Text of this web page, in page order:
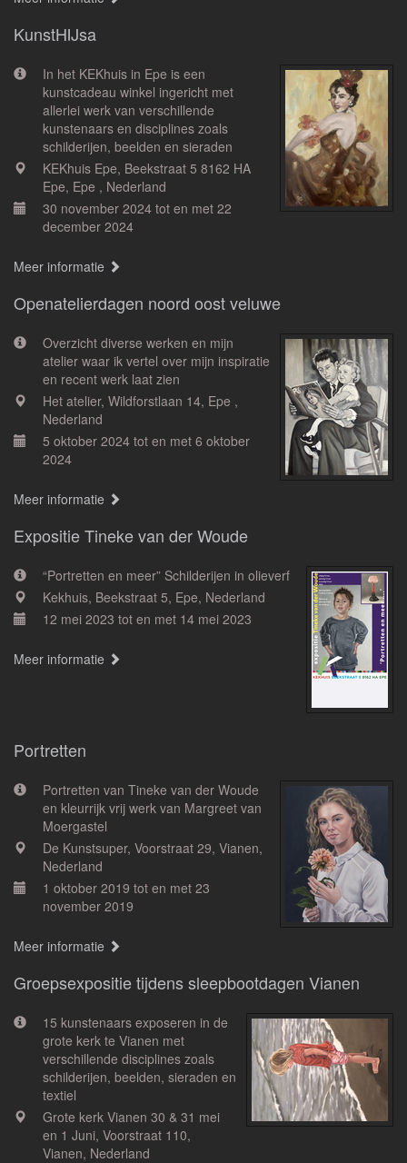
KunstHIJsa
In het KEKhuis in Epe is een
kunstcadeau winkel ingericht met
allerlei werk van verschillende
kunstenaars en disciplines zoals
schilderijen, beelden en sieraden
KEKhuis Epe, Beekstraat 5 8162 HA
Epe, Epe , Nederland
30 november 2024 tot en met 22
december 2024
Meer informatie
Openatelierdagen noord oost veluwe
Overzicht diverse werken en mijn
atelier waar ik vertel over mijn inspiratie
en recent werk laat zien
Het atelier, Wildforstlaan 14, Epe ,
Nederland
5 oktober 2024 tot en met 6 oktober
2024
Meer informatie
Expositie Tineke van der Woude
“Portretten en meer” Schilderijen in olieverf
Kekhuis, Beekstraat 5, Epe, Nederland
12 mei 2023 tot en met 14 mei 2023
Meer informatie
Portretten
Portretten van Tineke van der Woude
en kleurrijk vrij werk van Margreet van
Moergastel
De Kunstsuper, Voorstraat 29, Vianen,
Nederland
1 oktober 2019 tot en met 23
november 2019
Meer informatie
Groepsexpositie tijdens sleepbootdagen Vianen
15 kunstenaars exposeren in de
grote kerk te Vianen met
verschillende disciplines zoals
schilderijen, beelden, sieraden en
textiel
Grote kerk Vianen 30 & 31 mei
en 1 Juni, Voorstraat 110,
Vianen, Nederland